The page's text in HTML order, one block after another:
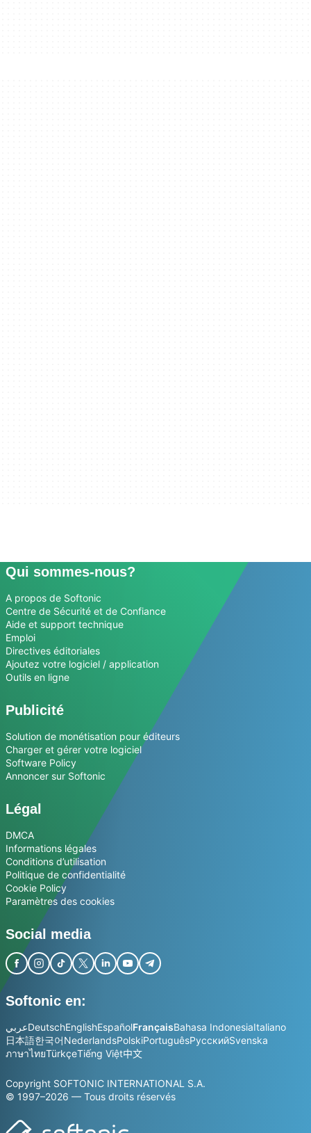
Qui sommes-nous?
A propos de Softonic
Centre de Sécurité et de Confiance
Aide et support technique
Emploi
Directives éditoriales
Ajoutez votre logiciel / application
Outils en ligne
Publicité
Solution de monétisation pour éditeurs
Charger et gérer votre logiciel
Software Policy
Annoncer sur Softonic
Légal
DMCA
Informations légales
Conditions d’utilisation
Politique de confidentialité
Cookie Policy
Paramètres des cookies
Social media
Softonic en:
عربيDeutschEnglishEspañolFrançaisBahasa IndonesiaItaliano
日本語한국어NederlandsPolskiPortuguêsРусскийSvenska
ภาษาไทยTürkçeTiếng Việt中文
Copyright SOFTONIC INTERNATIONAL S.A.
© 1997–2026 — Tous droits réservés